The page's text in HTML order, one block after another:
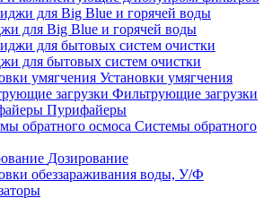
для Big Blue и горячей воды
для бытовых систем очистки
Установки умягчения
Фильтрующие загрузки
Пурифайеры
Системы обратного
Дозирование